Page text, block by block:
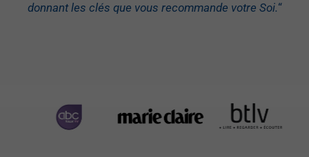
donnant les clés que vous recommande votre Soi.“